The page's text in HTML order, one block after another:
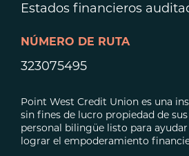
Estados financieros
NÚMERO DE RUTA
323075495
Point West Credit Union es una
sin fines de lucro propiedad de
personal bilingüe listo para
lograr el empoderamiento